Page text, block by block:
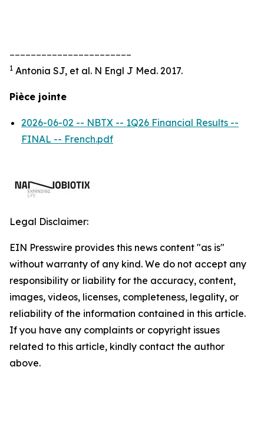
1 Antonia SJ, et al. N Engl J Med. 2017.
Pièce jointe
2026-06-02 -- NBTX -- 1Q26 Financial Results --
FINAL -- French.pdf
Legal Disclaimer:
EIN Presswire provides this news content "as is"
without warranty of any kind. We do not accept any
responsibility or liability for the accuracy, content,
images, videos, licenses, completeness, legality, or
reliability of the information contained in this article.
If you have any complaints or copyright issues
related to this article, kindly contact the author
above.